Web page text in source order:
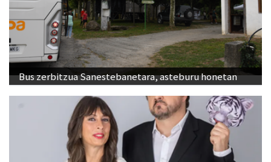
Bus zerbitzua Sanestebanetara, asteburu honetan